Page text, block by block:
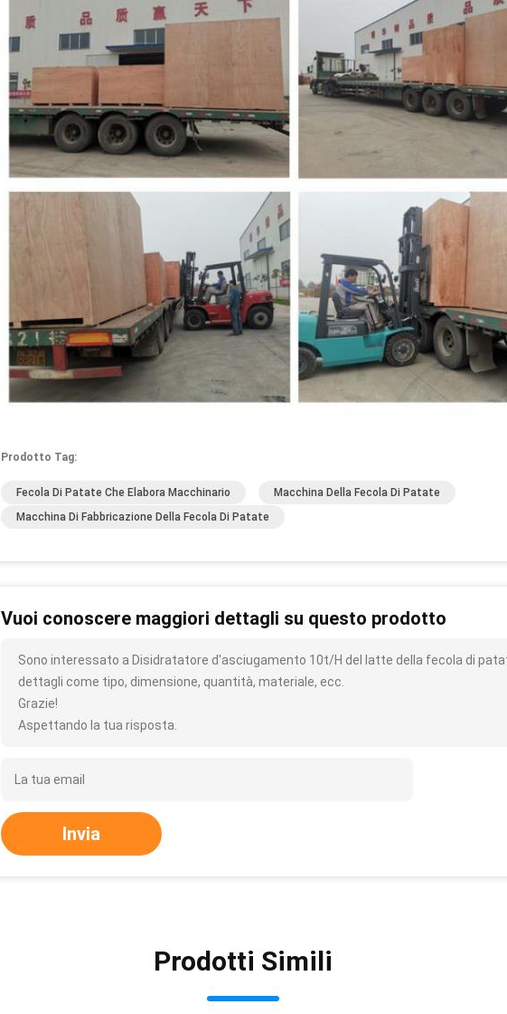
Prodotto Tag:
Fecola Di Patate Che Elabora Macchinario
Macchina Della Fecola Di Patate
Macchina Di Fabbricazione Della Fecola Di Patate
Vuoi conoscere maggiori dettagli su questo prodotto
Sono interessato a Disidratatore d'asciugamento 10t/H del latte della fecola di
dettagli come tipo, dimensione, quantità, materiale, ecc.
Grazie!
Aspettando la tua risposta.
Invia
Prodotti Simili